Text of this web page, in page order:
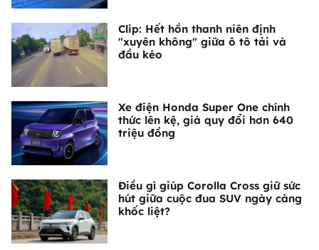
Clip: Hết hồn thanh niên định
"xuyên không" giữa ô tô tải và
đầu kéo
Xe điện Honda Super One chính
thức lên kệ, giá quy đổi hơn 640
triệu đồng
Điều gì giúp Corolla Cross giữ sức
hút giữa cuộc đua SUV ngày càng
khốc liệt?